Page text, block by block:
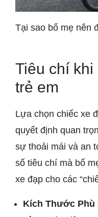
Tại sao bố mẹ nên
Tiêu chí
trẻ em
Lựa chọn chiếc xe
quyết định quan
sự thoải mái và an
số tiêu chí mà bố
xe đạp cho các
Kích Thước Phù